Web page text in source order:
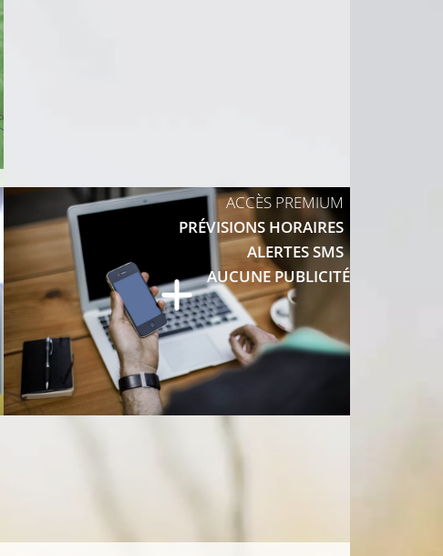
21°C
23°C
21°C
19°C
ACCÈS PREMIUM
PRÉVISIONS HORAIRES
ALERTES SMS
AUCUNE PUBLICITÉ